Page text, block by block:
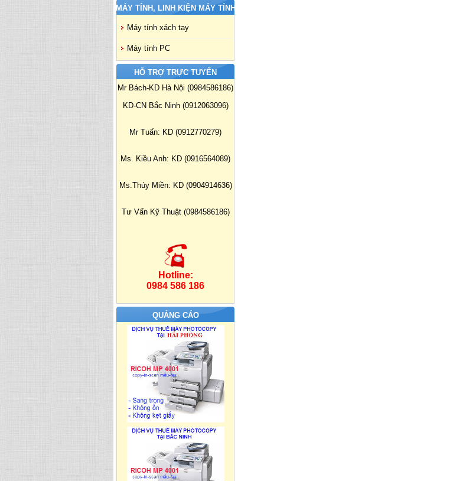
MÁY TÍNH, LINH KIỆN MÁY TÍNH
Máy tính xách tay
Máy tính PC
HỖ TRỢ TRỰC TUYẾN
Mr Bách-KD Hà Nội (0984586186)
KD-CN Bắc Ninh (0912063096)
Mr Tuấn: KD (0912770279)
Ms. Kiều Anh: KD (0916564089)
Ms.Thúy Miền: KD (0904914636)
Tư Vấn Kỹ Thuật (0984586186)
Hotline:
0984 586 186
QUẢNG CÁO